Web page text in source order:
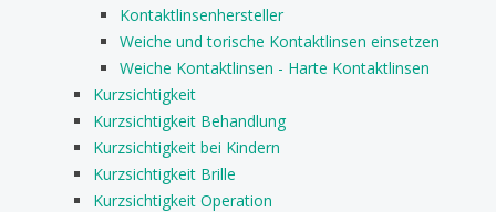
Kontaktlinsenhersteller
Weiche und torische Kontaktlinsen einsetzen
Weiche Kontaktlinsen - Harte Kontaktlinsen
Kurzsichtigkeit
Kurzsichtigkeit Behandlung
Kurzsichtigkeit bei Kindern
Kurzsichtigkeit Brille
Kurzsichtigkeit Operation